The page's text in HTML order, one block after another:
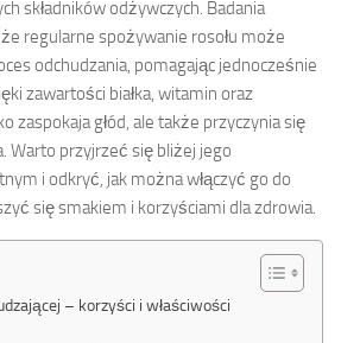
składników odżywczych. Badania
regularne spożywanie rosołu może
odchudzania, pomagając jednocześnie
zawartości białka, witamin oraz
zaspokaja głód, ale także przyczynia się
Warto przyjrzeć się bliżej jego
i odkryć, jak można włączyć go do
się smakiem i korzyściami dla zdrowia.
– korzyści i właściwości